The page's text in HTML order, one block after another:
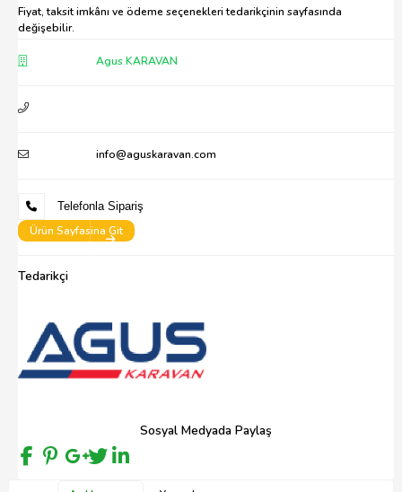
Fiyat, taksit imkânı ve ödeme seçenekleri tedarikçinin sayfasında
değişebilir.
Agus KARAVAN
info@aguskaravan.com
Telefonla Sipariş
Ürün Sayfasina Git
Tedarikçi
Sosyal Medyada Paylaş